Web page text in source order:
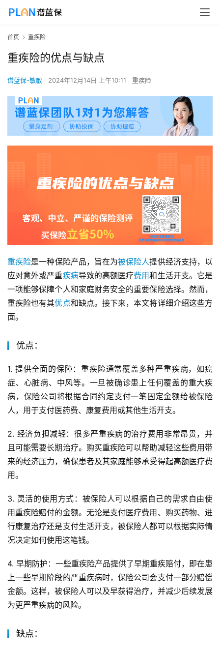
首页 重疾险
重疾险的优点与缺点
谱蓝保-敏敏 2024年12月14日 上午10:11 重疾险
重疾险是一种保险产品，旨在为被保险人提供经济支持，以
应对意外或严重疾病导致的高额医疗费用和生活开支。它是
一项能够保障个人和家庭财务安全的重要保险选择。然而，
重疾险也有其优点和缺点。接下来，本文将详细介绍这些方
面。
优点：
1. 提供全面的保障：重疾险通常覆盖多种严重疾病，如癌
症、心脏病、中风等。一旦被确诊患上任何覆盖的重大疾
病，保险公司将根据合同约定支付一笔固定金额给被保险
人，用于支付医药费、康复费用或其他生活开支。
2. 经济负担减轻：很多严重疾病的治疗费用非常昂贵，并
且可能需要长期治疗。购买重疾险可以帮助减轻这些费用带
来的经济压力，确保患者及其家庭能够承受得起高额医疗费
用。
3. 灵活的使用方式：被保险人可以根据自己的需求自由使
用重疾险赔付的金额。无论是支付医疗费用、购买药物、进
行康复治疗还是支付生活开支，被保险人都可以根据实际情
况决定如何使用这笔钱。
4. 早期防护：一些重疾险产品提供了早期重疾赔付，即在患
上一些早期阶段的严重疾病时，保险公司会支付一部分赔偿
金额。这样，被保险人可以及早获得治疗，并减少后续发展
为更严重疾病的风险。
缺点：